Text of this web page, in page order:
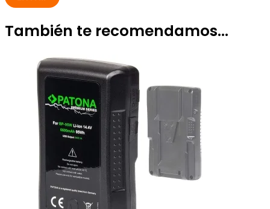
También te recomendamos…